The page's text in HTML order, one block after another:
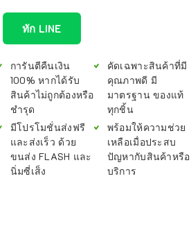
ทัก LINE
การันตีคืนเงิน
100% หากได้รับ
สินค้าไม่ถูกต้องหรือ
ชำรุด
มีโปรโมชั่นส่งฟรี
และส่งเร็ว ด้วย
ขนส่ง FLASH และ
นิ่มซี่เส็ง
คัดเฉพาะสินค้าที่มี
คุณภาพดี มี
มาตรฐาน ของแท้
ทุกชิ้น
พร้อมให้ความช่วย
เหลือเมื่อประสบ
ปัญหากับสินค้าหรือ
บริการ